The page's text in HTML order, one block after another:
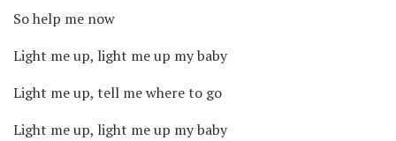
So help me now
Light me up, light me up my baby
Light me up, tell me where to go
Light me up, light me up my baby